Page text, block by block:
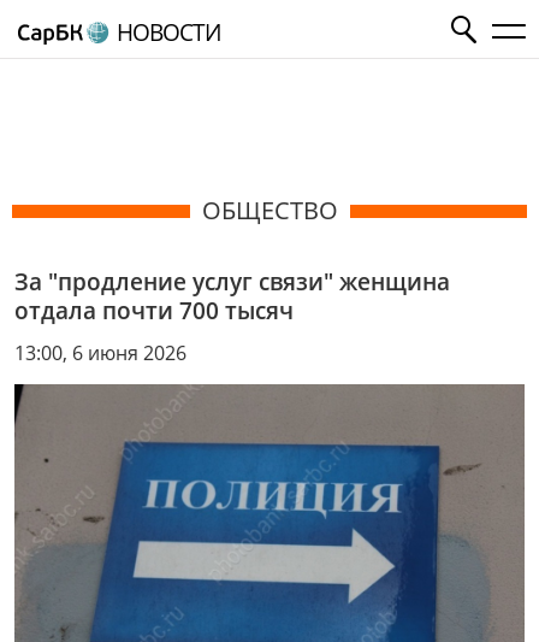
НОВОСТИ
ОБЩЕСТВО
За "продление услуг связи" женщина
отдала почти 700 тысяч
13:00, 6 июня 2026